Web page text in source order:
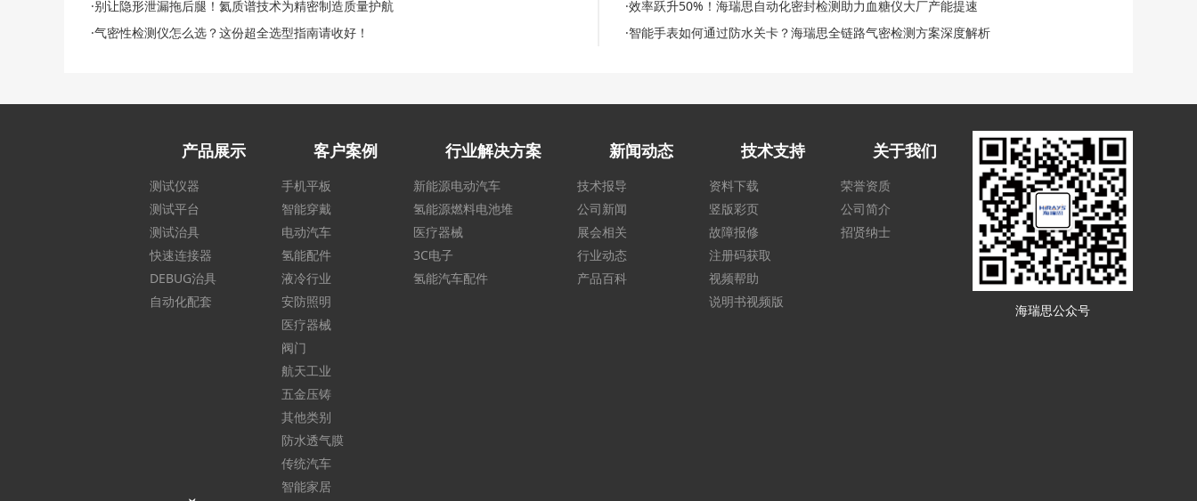
·别让隐形泄漏拖后腿！氦质谱技术为精密制造质量护航
·效率跃升50%！海瑞思自动化密封检测助力血糖仪大厂产能提速
·气密性检测仪怎么选？这份超全选型指南请收好！
·智能手表如何通过防水关卡？海瑞思全链路气密检测方案深度解析
海瑞思公众号
产品展示
测试仪器
测试平台
测试治具
快速连接器
DEBUG治具
自动化配套
客户案例
手机平板
智能穿戴
电动汽车
氢能配件
液冷行业
安防照明
医疗器械
阀门
航天工业
五金压铸
其他类别
防水透气膜
传统汽车
智能家居
行业解决方案
新能源电动汽车
氢能源燃料电池堆
医疗器械
3C电子
氢能汽车配件
新闻动态
技术报导
公司新闻
展会相关
行业动态
产品百科
技术支持
资料下载
竖版彩页
故障报修
注册码获取
视频帮助
说明书视频版
关于我们
荣誉资质
公司简介
招贤纳士